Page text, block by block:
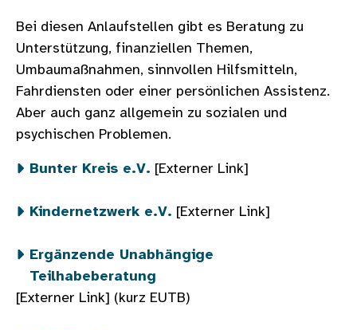
Bei diesen Anlaufstellen gibt es Beratung zu
Unterstützung, finanziellen Themen,
Umbaumaßnahmen, sinnvollen Hilfsmitteln,
Fahrdiensten oder einer persönlichen Assistenz.
Aber auch ganz allgemein zu sozialen und
psychischen Problemen.
Bunter Kreis e.V. [Externer Link]
Kindernetzwerk e.V. [Externer Link]
Ergänzende Unabhängige
Teilhabeberatung
[Externer Link] (kurz EUTB)